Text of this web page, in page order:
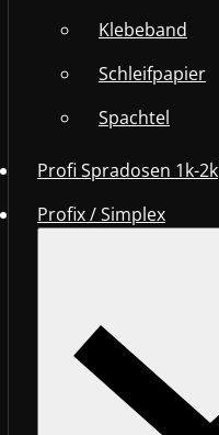
Klebeband
Schleifpapier
Spachtel
Profi Spradosen 1k-2k
Profix / Simplex